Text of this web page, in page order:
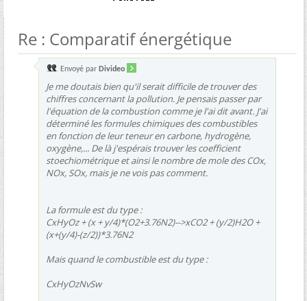
Re : Comparatif énergétique
Envoyé par Divideo
Je me doutais bien qu'il serait difficile de trouver des
chiffres concernant la pollution. Je pensais passer par
l'équation de la combustion comme je l'ai dit avant. J'ai
déterminé les formules chimiques des combustibles
en fonction de leur teneur en carbone, hydrogène,
oxygène,... De là j'espérais trouver les coefficient
stoechiométrique et ainsi le nombre de mole des COx,
NOx, SOx, mais je ne vois pas comment.
La formule est du type :
CxHyOz + (x + y/4)*(O2+3.76N2)-->xCO2 + (y/2)H2O +
(x+(y/4)-(z/2))*3.76N2
Mais quand le combustible est du type :
CxHyOzNvSw